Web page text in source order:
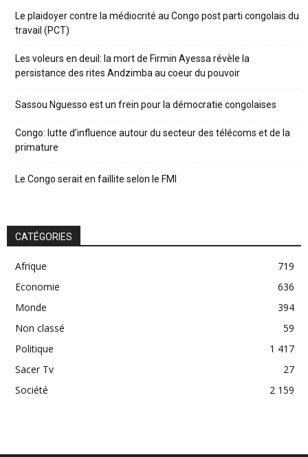
Le plaidoyer contre la médiocrité au Congo post parti congolais du
travail (PCT)
Les voleurs en deuil: la mort de Firmin Ayessa révèle la
persistance des rites Andzimba au coeur du pouvoir
Sassou Nguesso est un frein pour la démocratie congolaises
Congo: lutte d’influence autour du secteur des télécoms et de la
primature
Le Congo serait en faillite selon le FMI
CATÉGORIES
Afrique
719
Economie
636
Monde
394
Non classé
59
Politique
1 417
Sacer Tv
27
Société
2 159